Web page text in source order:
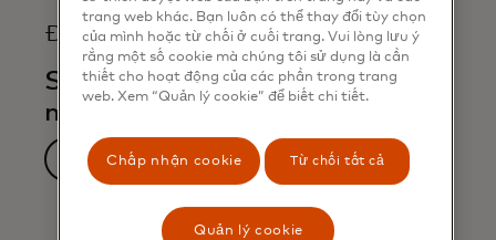
Đồ họa thông tin
Sự thức tỉnh của các doanh
nghiệp vừa và nhỏ
Tải về ngay
trang web khác. Bạn luôn có thể thay đổi tùy chọn
của mình hoặc từ chối ở cuối trang. Vui lòng lưu ý
rằng một số cookie mà chúng tôi sử dụng là cần
thiết cho hoạt động của các phần trong trang
web. Xem “Quản lý cookie” để biết chi tiết.
Chấp nhận cookie Từ chối tất cả
Quản lý cookie